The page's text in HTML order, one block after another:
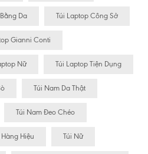
Da Túi Laptop Công Sở
Gianni Conti
Nữ Túi Laptop Tiện Dụng
Túi Nam Da Thật
Túi Nam Đeo Chéo
Hiệu Túi Nữ